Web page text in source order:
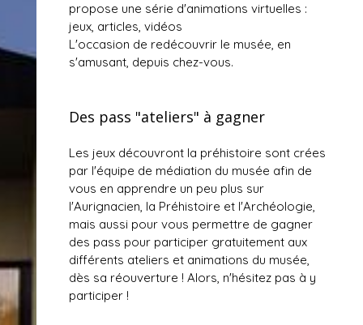
propose une série d'animations virtuelles :
jeux, articles, vidéos
L'occasion de redécouvrir le musée, en
s'amusant, depuis chez-vous.
Des pass "ateliers" à gagner
Les jeux découvront la préhistoire sont crées
par l'équipe de médiation du musée afin de
vous en apprendre un peu plus sur
l'Aurignacien, la Préhistoire et l'Archéologie,
mais aussi pour vous permettre de gagner
des pass pour participer gratuitement aux
différents ateliers et animations du musée,
dès sa réouverture ! Alors, n'hésitez pas à y
participer !